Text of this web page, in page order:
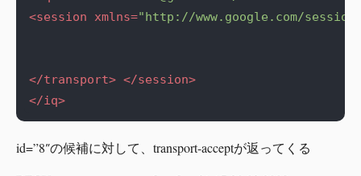
<session
xmlns="http://www.google.com/
</transport> </session>
</iq>
id=”8″の候補に対して、transport-acceptが返ってくる